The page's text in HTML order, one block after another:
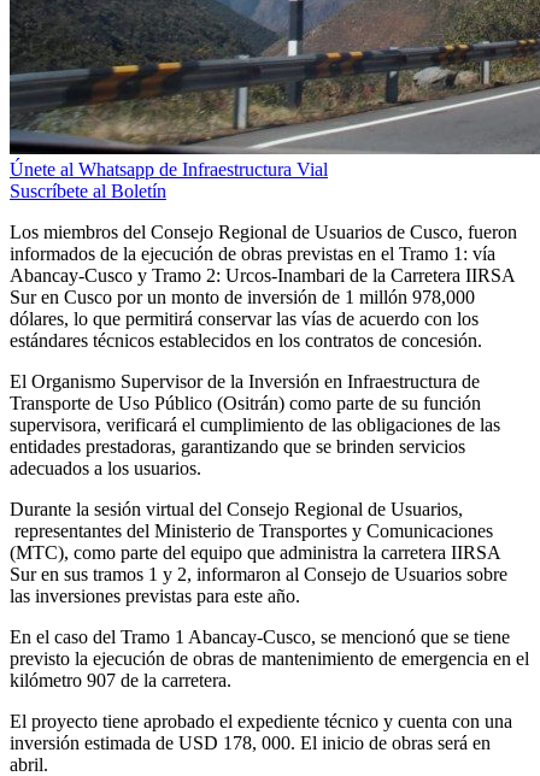
Únete al Whatsapp de Infraestructura Vial
Suscríbete al Boletín
Los miembros del Consejo Regional de Usuarios de Cusco, fueron
informados de la ejecución de obras previstas en el Tramo 1: vía
Abancay-Cusco y Tramo 2: Urcos-Inambari de la Carretera IIRSA
Sur en Cusco por un monto de inversión de 1 millón 978,000
dólares, lo que permitirá conservar las vías de acuerdo con los
estándares técnicos establecidos en los contratos de concesión.
El Organismo Supervisor de la Inversión en Infraestructura de
Transporte de Uso Público (Ositrán) como parte de su función
supervisora, verificará el cumplimiento de las obligaciones de las
entidades prestadoras, garantizando que se brinden servicios
adecuados a los usuarios.
Durante la sesión virtual del Consejo Regional de Usuarios,
representantes del Ministerio de Transportes y Comunicaciones
(MTC), como parte del equipo que administra la carretera IIRSA
Sur en sus tramos 1 y 2, informaron al Consejo de Usuarios sobre
las inversiones previstas para este año.
En el caso del Tramo 1 Abancay-Cusco, se mencionó que se tiene
previsto la ejecución de obras de mantenimiento de emergencia en el
kilómetro 907 de la carretera.
El proyecto tiene aprobado el expediente técnico y cuenta con una
inversión estimada de USD 178, 000. El inicio de obras será en
abril.